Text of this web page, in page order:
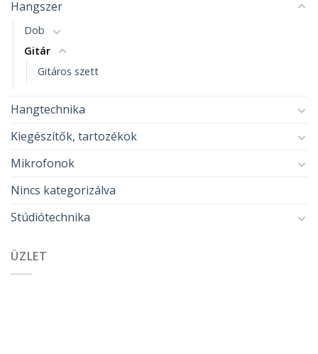
Hangszer
Dob
Gitár
Gitáros szett
Hangtechnika
Kiegészítők, tartozékok
Mikrofonok
Nincs kategorizálva
Stúdiótechnika
ÜZLET